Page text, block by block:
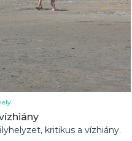
kritikus a vízhiány.